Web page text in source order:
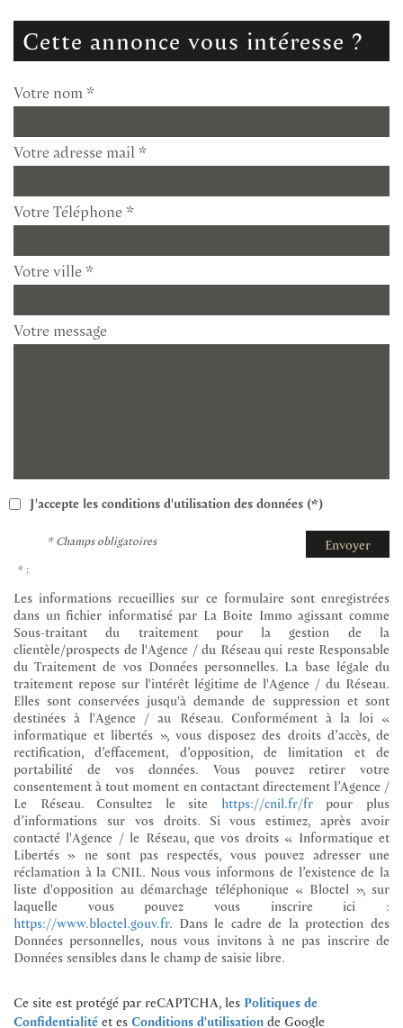
cette annonce vous intéresse ?
Votre nom *
Votre adresse mail *
Votre Téléphone *
Votre ville *
Votre message
J'accepte les conditions d'utilisation des données (*)
Envoyer
* Champs obligatoires
* :
Les informations recueillies sur ce formulaire sont enregistrées
dans un fichier informatisé par La Boite Immo agissant comme
Sous-traitant du traitement pour la gestion de la
clientèle/prospects de l'Agence / du Réseau qui reste Responsable
du Traitement de vos Données personnelles. La base légale du
traitement repose sur l'intérêt légitime de l'Agence / du Réseau.
Elles sont conservées jusqu'à demande de suppression et sont
destinées à l'Agence / au Réseau. Conformément à la loi «
informatique et libertés », vous disposez des droits d’accès, de
rectification, d’effacement, d’opposition, de limitation et de
portabilité de vos données. Vous pouvez retirer votre
consentement à tout moment en contactant directement l’Agence /
Le Réseau. Consultez le site https://cnil.fr/frpour plus
d’informations sur vos droits. Si vous estimez, après avoir
contacté l'Agence / le Réseau, que vos droits « Informatique et
Libertés » ne sont pas respectés, vous pouvez adresser une
réclamation à la CNIL. Nous vous informons de l’existence de la
liste d'opposition au démarchage téléphonique « Bloctel », sur
laquelle vous pouvez vous inscrire ici :
https://www.bloctel.gouv.fr. Dans le cadre de la protection des
Données personnelles, nous vous invitons à ne pas inscrire de
Données sensibles dans le champ de saisie libre.
Ce site est protégé par reCAPTCHA, les Politiques de
Confidentialitéet esConditions d'utilisationde Google